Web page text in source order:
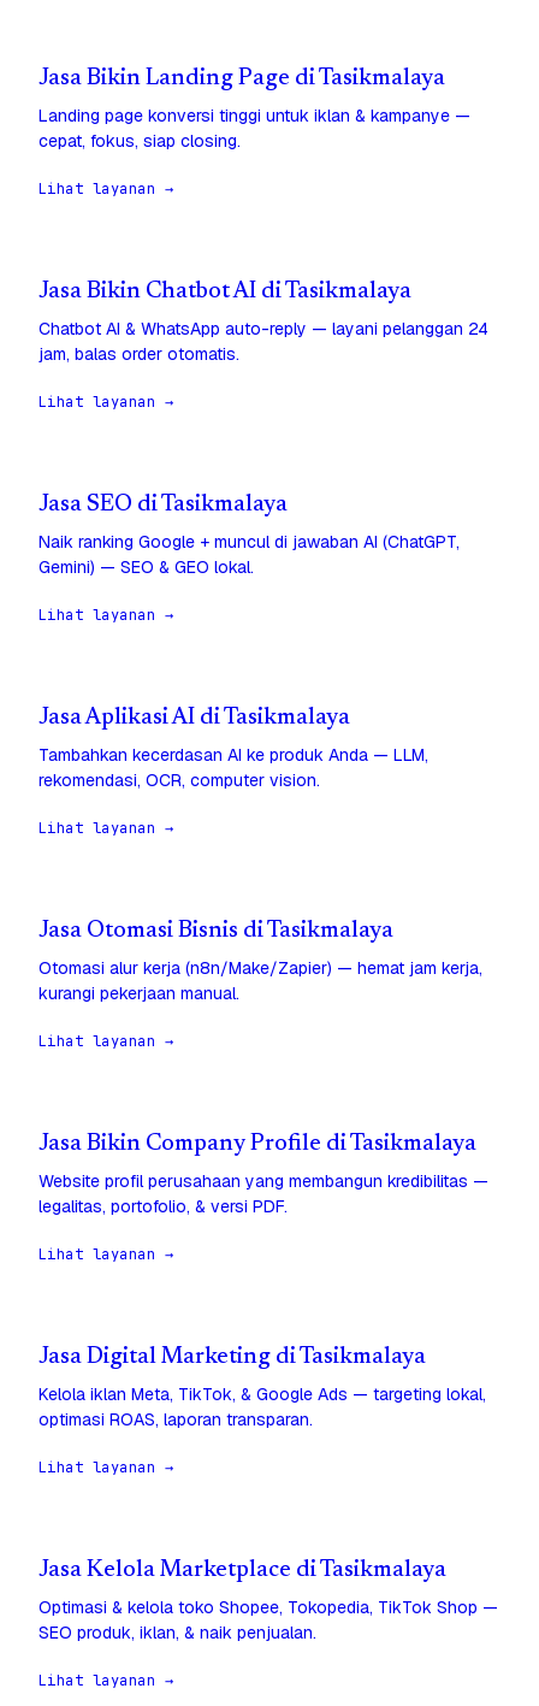
Jasa Bikin Landing Page di Tasikmalaya
Landing page konversi tinggi untuk iklan & kampanye —
cepat, fokus, siap closing.
Lihat layanan →
Jasa Bikin Chatbot AI di Tasikmalaya
Chatbot AI & WhatsApp auto-reply — layani pelanggan 24
jam, balas order otomatis.
Lihat layanan →
Jasa SEO di Tasikmalaya
Naik ranking Google + muncul di jawaban AI (ChatGPT,
Gemini) — SEO & GEO lokal.
Lihat layanan →
Jasa Aplikasi AI di Tasikmalaya
Tambahkan kecerdasan AI ke produk Anda — LLM,
rekomendasi, OCR, computer vision.
Lihat layanan →
Jasa Otomasi Bisnis di Tasikmalaya
Otomasi alur kerja (n8n/Make/Zapier) — hemat jam kerja,
kurangi pekerjaan manual.
Lihat layanan →
Jasa Bikin Company Profile di Tasikmalaya
Website profil perusahaan yang membangun kredibilitas —
legalitas, portofolio, & versi PDF.
Lihat layanan →
Jasa Digital Marketing di Tasikmalaya
Kelola iklan Meta, TikTok, & Google Ads — targeting lokal,
optimasi ROAS, laporan transparan.
Lihat layanan →
Jasa Kelola Marketplace di Tasikmalaya
Optimasi & kelola toko Shopee, Tokopedia, TikTok Shop —
SEO produk, iklan, & naik penjualan.
Lihat layanan →